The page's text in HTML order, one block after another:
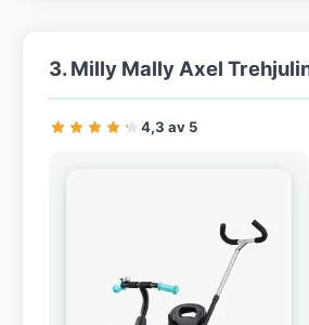
3. Milly Mally Axel
4,3 av 5